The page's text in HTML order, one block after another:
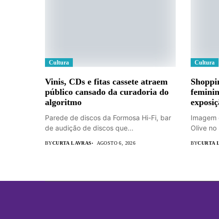
Cultura
Vinis, CDs e fitas cassete atraem
público cansado da curadoria do
algoritmo
Parede de discos da Formosa Hi-Fi, bar
de audição de discos que...
BYCURTA LAVRAS AGOSTO 6, 2026
Cultura
Imagem
Olive
BYCURTA